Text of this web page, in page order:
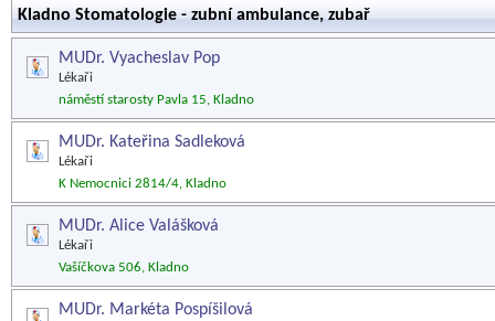
Kladno Stomatologie - zubní ambulance, zubař
MUDr. Vyacheslav Pop
Lékaři
náměstí starosty Pavla 15, Kladno
MUDr. Kateřina Sadleková
Lékaři
K Nemocnici 2814/4, Kladno
MUDr. Alice Valášková
Lékaři
Vašíčkova 506, Kladno
MUDr. Markéta Pospíšilová